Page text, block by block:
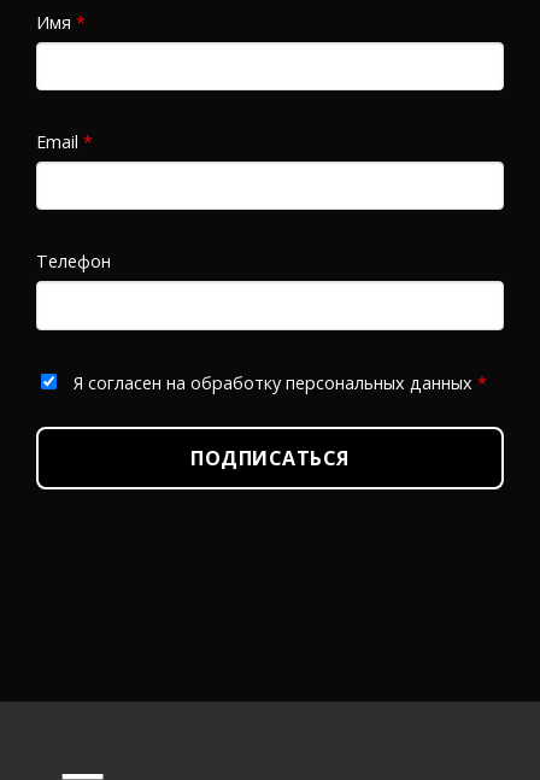
Имя *
Email *
Телефон
Я согласен на обработку персональных данных *
ПОДПИСАТЬСЯ